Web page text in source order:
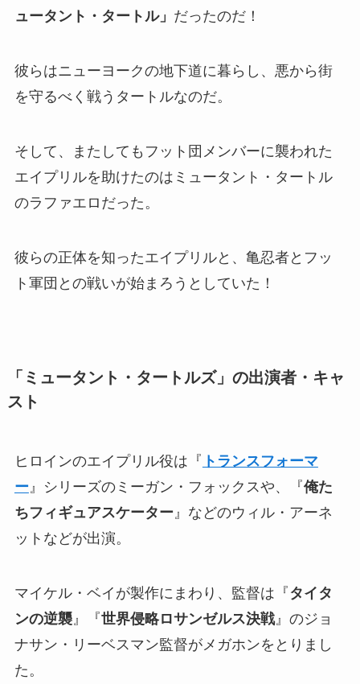
ュータント・タートル」 だったのだ！
彼らはニューヨークの地下道に暮らし、悪から街
を守るべく戦うタートルなのだ。
そして、またしてもフット団メンバーに襲われた
エイプリルを助けたのはミュータント・タートル
のラファエロだった。
彼らの正体を知ったエイプリルと、亀忍者とフッ
ト軍団との戦いが始まろうとしていた！
「ミュータント・タートルズ」の出演者・ キャ
スト
ヒロインのエイプリル役は『 トランスフォーマ
ー』シリーズのミーガン・フォックスや、『俺た
ちフィギュアスケーター 』などのウィル・アーネ
ットなどが出演。
マイケル・ベイが製作にまわり、監督は『 タイタ
ンの逆襲』『世界侵略ロサンゼルス決戦』のジョ
ナサン・リーベスマン監督がメガホンをとりまし
た。